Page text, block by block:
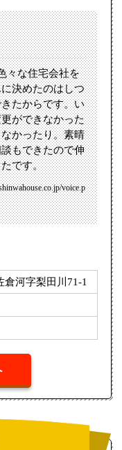
々な住宅会社を
決めたのはしつ
たからです。い
ができなかった
かったり。素晴
もできたので伸
です。
voice.p
河字梨田川71-1